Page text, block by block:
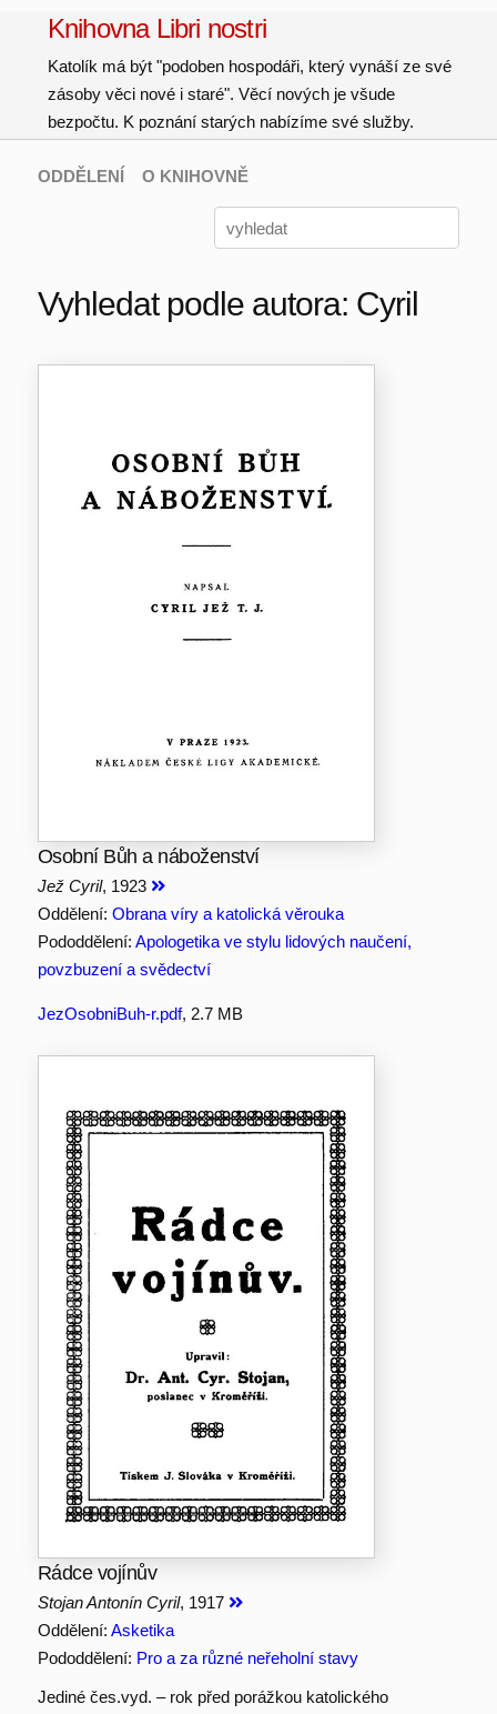
Knihovna Libri nostri
Katolík má být "podoben hospodáři, který vynáší ze své
zásoby věci nové i staré". Věcí nových je všude
bezpočtu. K poznání starých nabízíme své služby.
ODDĚLENÍ O KNIHOVNĚ
Vyhledat podle autora: Cyril
Osobní Bůh a náboženství
Jež Cyril, 1923
Oddělení: Obrana víry a katolická věrouka
Pododdělení: Apologetika ve stylu lidových naučení,
povzbuzení a svědectví
JezOsobniBuh-r.pdf, 2.7 MB
Rádce vojínův
Stojan Antonín Cyril, 1917
Oddělení: Asketika
Pododdělení: Pro a za různé neřeholní stavy
Jediné čes.vyd. – rok před porážkou katolického